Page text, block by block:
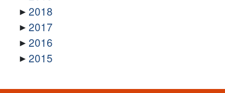
2018
2017
2016
2015